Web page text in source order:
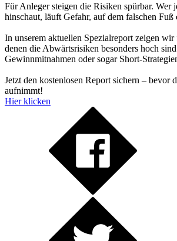
Für Anleger steigen die Risiken spürbar. Wer
hinschaut, läuft Gefahr, auf dem falschen
In unserem aktuellen Spezialreport zeigen
denen die Abwärtsrisiken besonders hoch
Gewinnmitnahmen oder sogar Short-
Jetzt den kostenlosen Report sichern – bevor
aufnimmt!
Hier klicken